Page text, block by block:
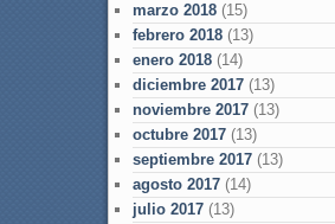
marzo 2018(15)
febrero 2018(13)
enero 2018(14)
diciembre 2017(13)
noviembre 2017(13)
octubre 2017(13)
septiembre 2017(13)
agosto 2017(14)
julio 2017(13)